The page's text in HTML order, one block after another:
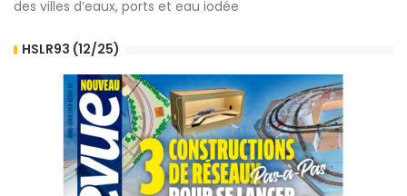
des villes d’eaux, ports et eau iodée
HSLR93 (12/25)